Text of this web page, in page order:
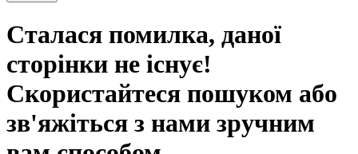
Сталася помилка, даної
сторінки не існує!
Скористайтеся пошуком або
зв'яжіться з нами зручним